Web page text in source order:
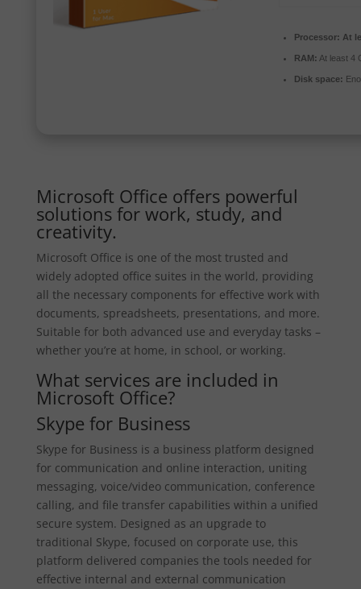
Processor: At
RAM: At least 4
Disk space:
Microsoft Office offers powerful
solutions for work, study, and
creativity.
Microsoft Office is one of the most trusted and
widely adopted office suites in the world, providing
all the necessary components for effective work with
documents, spreadsheets, presentations, and more.
Suitable for both advanced use and everyday tasks –
whether you’re at home, in school, or working.
What services are included in
Microsoft Office?
Skype for Business
Skype for Business is a business platform designed
for communication and online interaction, uniting
messaging, voice/video communication, conference
calling, and file transfer capabilities within a unified
secure system. Designed as an upgrade to
traditional Skype, focused on corporate use, this
platform delivered companies the tools needed for
effective internal and external communication